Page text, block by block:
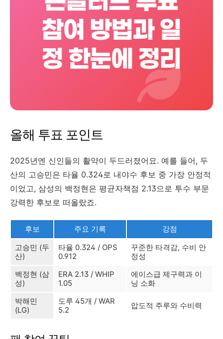
올해 투표 포인트
2025년엔 신인들의 활약이 두드러졌어요. 예를 들어, 두
산의 고승민은 타율 0.324로 내야수 후보 중 가장 안정적
이었고, 삼성의 백정현은 평균자책점 2.13으로 투수 부문
강력한 후보로 떠올랐죠.
후보 주요 기록
강점
고승민 (두
산)
타율 0.324 / OPS
0.912
꾸준한 타격감, 수비 안
정성
백정현 (삼
성)
ERA 2.13 / WHIP
1.05
에이스급 제구력과 이
닝 소화
박해민
(LG)
도루 45개 / WAR
5.2
압도적 주루와 수비력